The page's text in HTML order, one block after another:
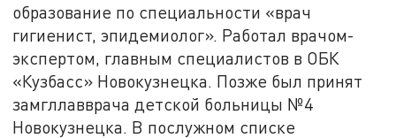
образование по специальности «врач
гигиенист, эпидемиолог». Работал врачом-
экспертом, главным специалистов в ОБК
«Кузбасс» Новокузнецка. Позже был принят
замгллавврача детской больницы №4
Новокузнецка. В послужном списке